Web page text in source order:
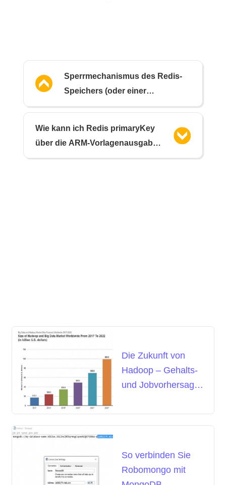
Sperrmechanismus des Redis-
Speichers (oder einer
Datenbank?) (NodeJS)
Wie kann ich Redis primaryKey
über die ARM-Vorlagenausgabe
zurückgeben?
Die Zukunft von
Hadoop – Gehalts-
und Jobvorhersagen
Analyse
So verbinden Sie
Robomongo mit